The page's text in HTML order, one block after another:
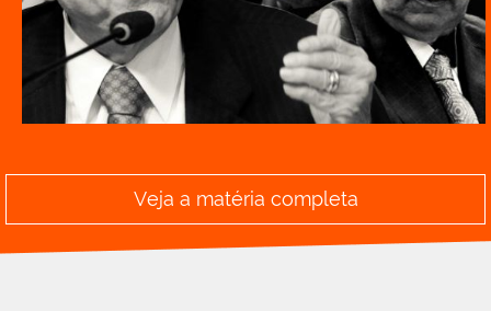
Veja a matéria completa